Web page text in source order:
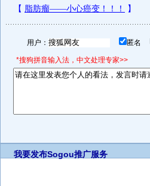
用户： 匿名
*搜狗拼音输入法，中文处理专家>>
我要发布Sogou推广服务